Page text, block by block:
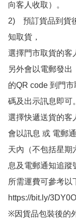
向客人收取）。
2)　預訂貨品到貨
知取貨，
選擇門市取貨的客
另外會以電郵發出
的QR code 到門
碼及出示訊息即可
選擇快遞送貨的客
會以訊息 或 電郵
天內（不包括星期
息及電郵通知追蹤
所需運費可參考以
https://bit.ly/
※因貨品包裝後的